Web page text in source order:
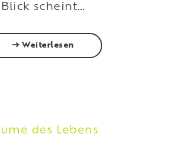
Blick scheint…
Weiterlesen
des Lebens